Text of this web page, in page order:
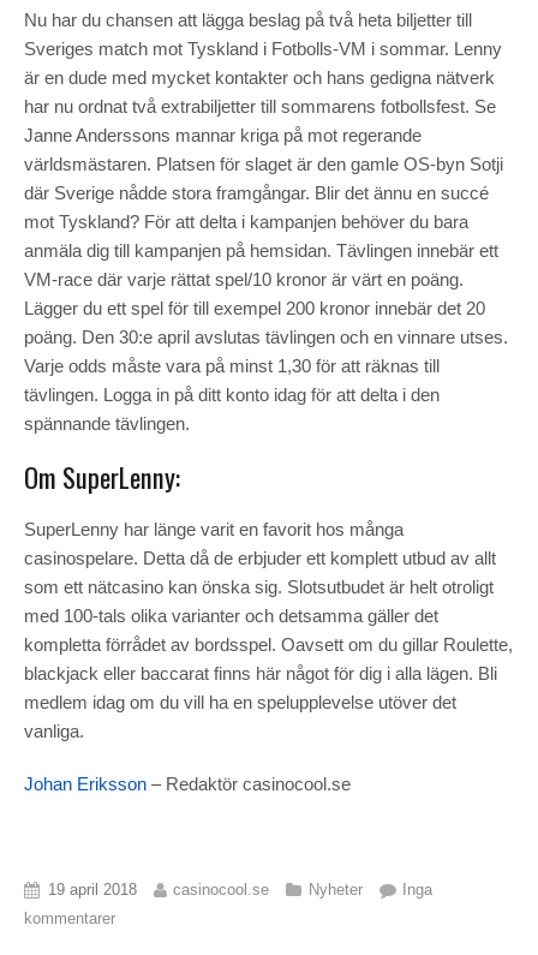
Nu har du chansen att lägga beslag på två heta biljetter till
Sveriges match mot Tyskland i Fotbolls-VM i sommar. Lenny
är en dude med mycket kontakter och hans gedigna nätverk
har nu ordnat två extrabiljetter till sommarens fotbollsfest. Se
Janne Anderssons mannar kriga på mot regerande
världsmästaren. Platsen för slaget är den gamle OS-byn Sotji
där Sverige nådde stora framgångar. Blir det ännu en succé
mot Tyskland? För att delta i kampanjen behöver du bara
anmäla dig till kampanjen på hemsidan. Tävlingen innebär ett
VM-race där varje rättat spel/10 kronor är värt en poäng.
Lägger du ett spel för till exempel 200 kronor innebär det 20
poäng. Den 30:e april avslutas tävlingen och en vinnare utses.
Varje odds måste vara på minst 1,30 för att räknas till
tävlingen. Logga in på ditt konto idag för att delta i den
spännande tävlingen.
Om SuperLenny:
SuperLenny har länge varit en favorit hos många
casinospelare. Detta då de erbjuder ett komplett utbud av allt
som ett nätcasino kan önska sig. Slotsutbudet är helt otroligt
med 100-tals olika varianter och detsamma gäller det
kompletta förrådet av bordsspel. Oavsett om du gillar Roulette,
blackjack eller baccarat finns här något för dig i alla lägen. Bli
medlem idag om du vill ha en spelupplevelse utöver det
vanliga.
Johan Eriksson – Redaktör casinocool.se
19 april 2018 casinocool.se Nyheter
Inga
kommentarer